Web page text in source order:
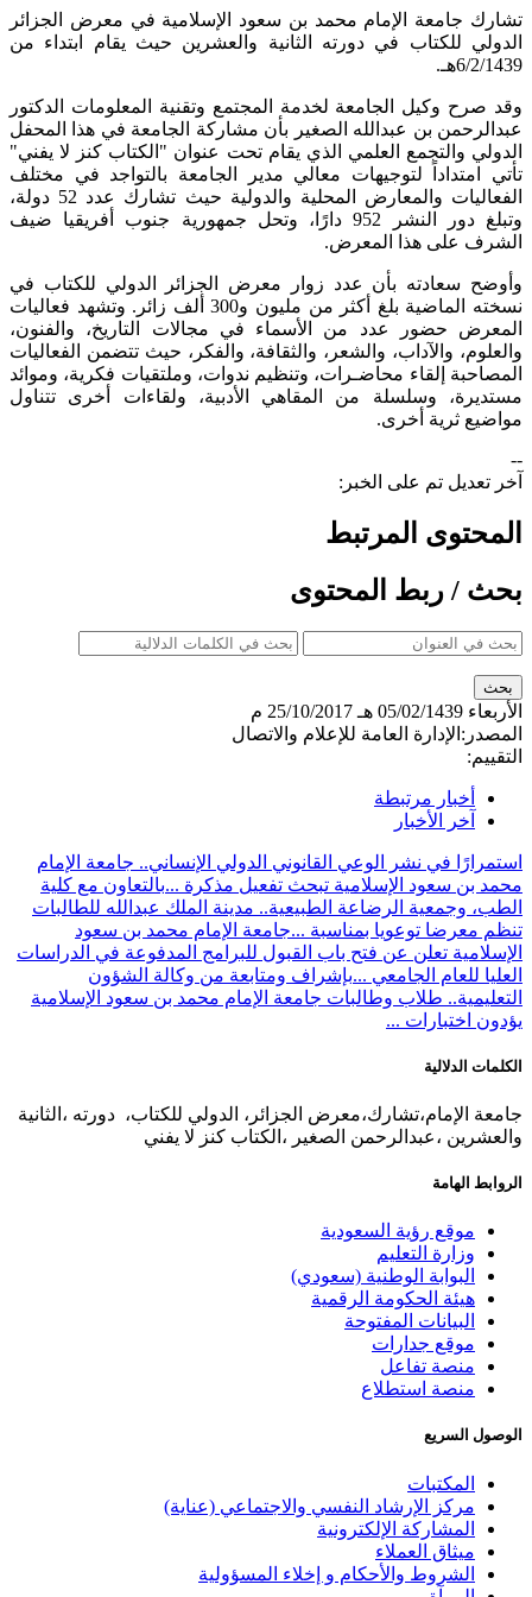
تشارك جامعة الإمام محمد بن سعود الإسلامية في معرض الجزائر
الدولي للكتاب في دورته الثانية والعشرين حيث يقام ابتداء من
6/2/1439هـ.
وقد صرح وكيل الجامعة لخدمة المجتمع وتقنية المعلومات الدكتور
عبدالرحمن بن عبدالله الصغير بأن مشاركة الجامعة في هذا المحفل
الدولي والتجمع العلمي الذي يقام تحت عنوان "الكتاب كنز لا يفني"
تأتي امتداداً لتوجيهات معالي مدير الجامعة بالتواجد في مختلف
الفعاليات والمعارض المحلية والدولية حيث تشارك عدد 52 دولة،
وتبلغ دور النشر 952 دارًا، وتحل جمهورية جنوب أفريقيا ضيف
الشرف على هذا المعرض.
وأوضح سعادته بأن عدد زوار معرض الجزائر الدولي للكتاب في
نسخته الماضية بلغ أكثر من مليون و300 ألف زائر. وتشهد فعاليات
المعرض حضور عدد من الأسماء في مجالات التاريخ، والفنون،
والعلوم، والآداب، والشعر، والثقافة، والفكر، حيث تتضمن الفعاليات
المصاحبة إلقاء محاضـرات، وتنظيم ندوات، وملتقيات فكرية، وموائد
مستديرة، وسلسلة من المقاهي الأدبية، ولقاءات أخرى تتناول
مواضيع ثرية أخرى.
--
آخر تعديل تم على الخبر:
المحتوى المرتبط
بحث / ربط المحتوى
الأربعاء 05/02/1439 هـ
25/10/2017 م
المصدر: الإدارة العامة للإعلام والاتصال
التقييم:
أخبار مرتبطة
آخر الأخبار
استمرارًا في نشر الوعي القانوني الدولي الإنساني.. جامعة الإمام
محمد بن سعود الإسلامية تبحث تفعيل مذكرة ...بالتعاون مع كلية
الطب، وجمعية الرضاعة الطبيعية.. مدينة الملك عبدالله للطالبات
تنظم معرضا توعويا بمناسبة ...جامعة الإمام محمد بن سعود
الإسلامية تعلن عن فتح باب القبول للبرامج المدفوعة في الدراسات
العليا للعام الجامعي ...بإشراف ومتابعة من وكالة الشؤون
التعليمية.. طلاب وطالبات جامعة الإمام محمد بن سعود الإسلامية
يؤدون اختبارات ...
الكلمات الدلالية
جامعة الإمام،تشارك،معرض الجزائر، الدولي للكتاب، دورته ،الثانية
والعشرين ،عبدالرحمن الصغير ،الكتاب كنز لا يفني
الروابط الهامة
موقع رؤية السعودية
وزارة التعليم
البوابة الوطنية (سعودي)
هيئة الحكومة الرقمية
البيانات المفتوحة
موقع جدارات
منصة تفاعل
منصة استطلاع
الوصول السريع
المكتبات
مركز الإرشاد النفسي والاجتماعي (عناية)
المشاركة الإلكترونية
ميثاق العملاء
الشروط والأحكام و إخلاء المسؤولية